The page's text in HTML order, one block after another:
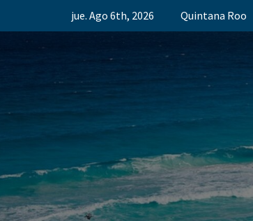
jue. Ago 6th, 2026 Quintana Roo